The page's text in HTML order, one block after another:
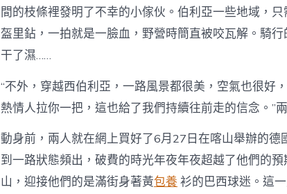
間的枝條裡發明了不幸的小傢伙。伯利亞一些地域，
盔里鉆，一拍就是一臉血，野營時簡直被咬瓦解。騎
干了濕……
“不外，穿越西伯利亞，一路風景都很美，空氣也很好
熱情人拉你一把，這也給了我們持續往前走的信念。”
動身前，兩人就在網上買好了6月27日在喀山舉辦的德
到一路狀態頻出，破費的時光年夜年夜超越了他們的
山，迎接他們的是滿街身著黃包養 衫的巴西球迷。這